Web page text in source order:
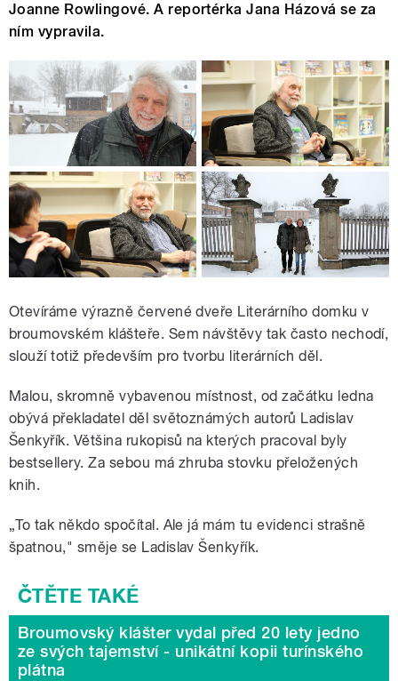
Joanne Rowlingové. A reportérka Jana Házová se za
ním vypravila.
Otevíráme výrazně červené dveře Literárního domku v
broumovském klášteře. Sem návštěvy tak často nechodí,
slouží totiž především pro tvorbu literárních děl.
Malou, skromně vybavenou místnost, od začátku ledna
obývá překladatel děl světoznámých autorů Ladislav
Šenkyřík. Většina rukopisů na kterých pracoval byly
bestsellery. Za sebou má zhruba stovku přeložených
knih.
„To tak někdo spočítal. Ale já mám tu evidenci strašně
špatnou," směje se Ladislav Šenkyřík.
Broumovský klášter vydal před 20 lety jedno
ze svých tajemství - unikátní kopii turínského
plátna